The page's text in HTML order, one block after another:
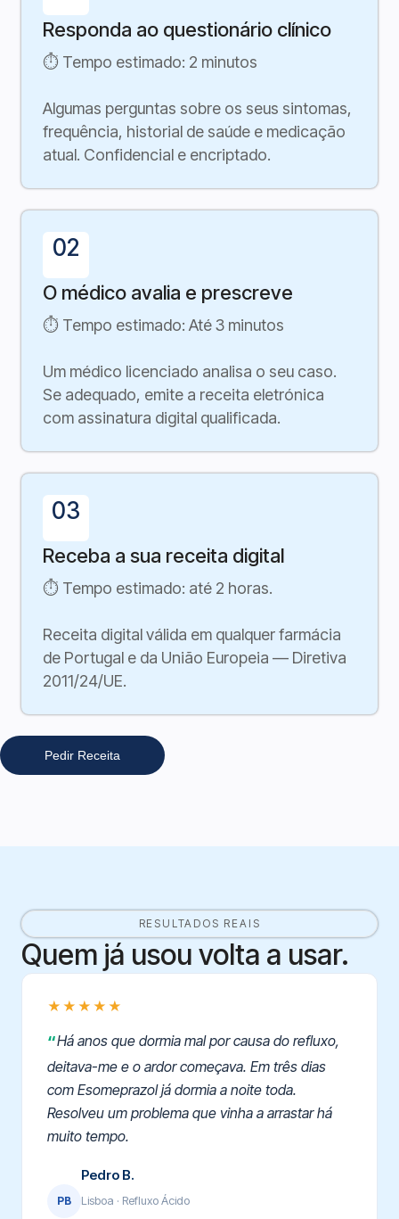
Responda ao questionário clínico
⏱ Tempo estimado: 2 minutos
Algumas perguntas sobre os seus sintomas,
frequência, historial de saúde e medicação
atual. Confidencial e encriptado.
02
O médico avalia e prescreve
⏱ Tempo estimado: Até 3 minutos
Um médico licenciado analisa o seu caso.
Se adequado, emite a receita eletrónica
com assinatura digital qualificada.
03
Receba a sua receita digital
⏱ Tempo estimado: até 2 horas.
Receita digital válida em qualquer farmácia
de Portugal e da União Europeia — Diretiva
2011/24/UE.
Pedir Receita
RESULTADOS REAIS
Quem já usou volta a usar.
★★★★★
Há anos que dormia mal por causa do refluxo,
deitava-me e o ardor começava. Em três dias
com Esomeprazol já dormia a noite toda.
Resolveu um problema que vinha a arrastar há
muito tempo.
PB
Pedro B.
Lisboa · Refluxo Ácido